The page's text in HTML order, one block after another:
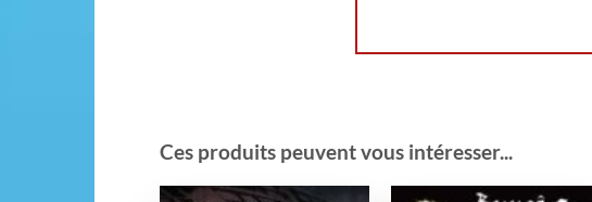
Ces produits peuvent vous intéresser...